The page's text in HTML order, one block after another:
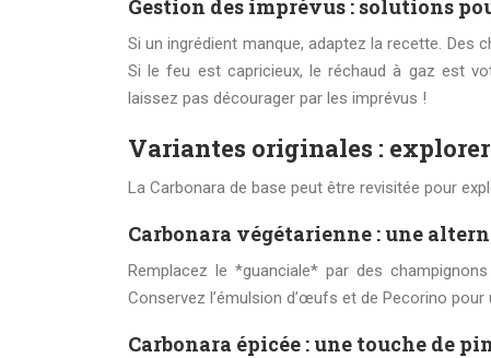
Gestion des imprévus : solutions
Si un ingrédient manque, adaptez la recette. Des
Si le feu est capricieux, le réchaud à gaz est
laissez pas décourager par les imprévus !
Variantes originales :
La Carbonara de base peut être revisitée pour
Carbonara végétarienne : une
Remplacez le *guanciale* par des
Conservez l’émulsion d’œufs et de Pecorino
Carbonara épicée : une touche de